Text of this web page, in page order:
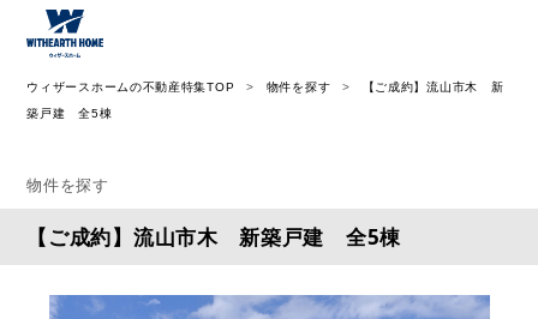
ウィザースホームの不動産特集TOP 物件を探す
【ご成約】流山市木 新
築戸建 全5棟
物件を探す
【ご成約】流山市木 新築戸建 全5棟